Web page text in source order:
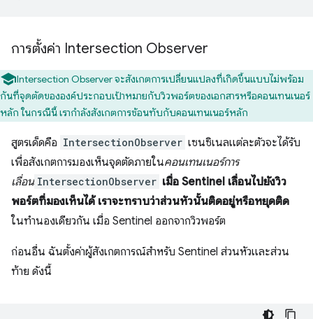
การตั้งค่า Intersection Observer
Intersection Observer จะสังเกตการเปลี่ยนแปลงที่เกิดขึ้นแบบไม่พร้อม
กันที่จุดตัดขององค์ประกอบเป้าหมายกับวิวพอร์ตของเอกสารหรือคอนเทนเนอร์
หลัก ในกรณีนี้ เรากำลังสังเกตการซ้อนทับกับคอนเทนเนอร์หลัก
สูตรเด็ดคือ IntersectionObserver เซนซิเนลแต่ละตัวจะได้รับ
เพื่อสังเกตการมองเห็นจุดตัดภายในคอนเทนเนอร์การ
เลื่อน IntersectionObserver เมื่อ Sentinel เลื่อนไปยังวิว
พอร์ตที่มองเห็นได้ เราจะทราบว่าส่วนหัวนั้นติดอยู่หรือหยุดติด
ในทํานองเดียวกัน เมื่อ Sentinel ออกจากวิวพอร์ต
ก่อนอื่น ฉันตั้งค่าผู้สังเกตการณ์สำหรับ Sentinel ส่วนหัวและส่วน
ท้าย ดังนี้